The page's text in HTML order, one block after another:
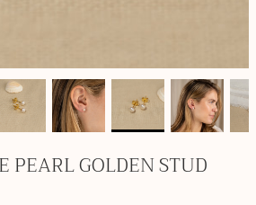
PEARL GOLDEN STUD